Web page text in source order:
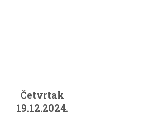
Četvrtak
19.12.2024.